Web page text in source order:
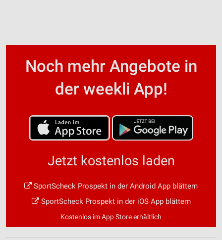
Noch mehr Angebote in
der weekli App!
Jetzt kostenlos laden
SportScheck Prospekt in der Android App blättern
SportScheck Prospekt in der iOS App blättern
Kostenlos im App Store erhältlich